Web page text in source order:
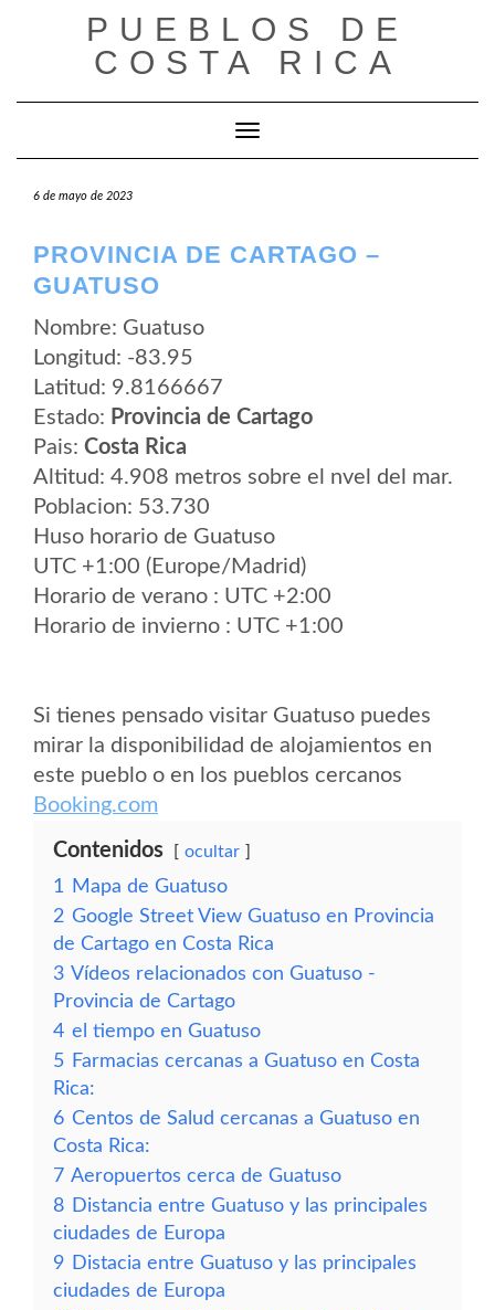
PUEBLOS DE
COSTA RICA
Cambiar modo de navegación
6 de mayo de 2023
PROVINCIA DE CARTAGO –
GUATUSO
Nombre: Guatuso
Longitud: -83.95
Latitud: 9.8166667
Estado: Provincia de Cartago
Pais: Costa Rica
Altitud: 4.908 metros sobre el nvel del mar.
Poblacion: 53.730
Huso horario de Guatuso
UTC +1:00 (Europe/Madrid)
Horario de verano : UTC +2:00
Horario de invierno : UTC +1:00
Si tienes pensado visitar Guatuso puedes
mirar la disponibilidad de alojamientos en
este pueblo o en los pueblos cercanos
Booking.com
Contenidos ocultar
1
Mapa de Guatuso
2 Google Street View Guatuso en Provincia
de Cartago en Costa Rica
3 Vídeos relacionados con Guatuso -
Provincia de Cartago
4 el tiempo en Guatuso
5 Farmacias cercanas a Guatuso en Costa
Rica:
6 Centos de Salud cercanas a Guatuso en
Costa Rica:
7 Aeropuertos cerca de Guatuso
8 Distancia entre Guatuso y las principales
ciudades de Europa
9 Distacia entre Guatuso y las principales
ciudades de Europa